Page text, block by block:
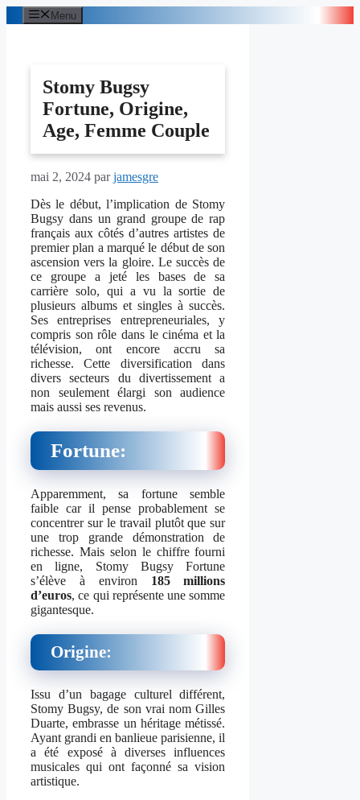
Aller
au
Menu
Stomy Bugsy
Fortune, Origine,
Age, Femme Couple
mai 2, 2024 parjamesgre
Dès le début, l’implication de Stomy
Bugsy dans un grand groupe de rap
français aux côtés d’autres artistes de
premier plan a marqué le début de son
ascension vers la gloire. Le succès de
ce groupe a jeté les bases de sa
carrière solo, qui a vu la sortie de
plusieurs albums et singles à succès.
Ses entreprises entrepreneuriales, y
compris son rôle dans le cinéma et la
télévision, ont encore accru sa
richesse. Cette diversification dans
divers secteurs du divertissement a
non seulement élargi son audience
mais aussi ses revenus.
Fortune:
Apparemment, sa fortune semble
faible car il pense probablement se
concentrer sur le travail plutôt que sur
une trop grande démonstration de
richesse. Mais selon le chiffre fourni
en ligne, Stomy Bugsy Fortune
s’élève à environ 185 millions
d’euros, ce qui représente une somme
gigantesque.
Origine:
Issu d’un bagage culturel différent,
Stomy Bugsy, de son vrai nom Gilles
Duarte, embrasse un héritage métissé.
Ayant grandi en banlieue parisienne, il
a été exposé à diverses influences
musicales qui ont façonné sa vision
artistique.